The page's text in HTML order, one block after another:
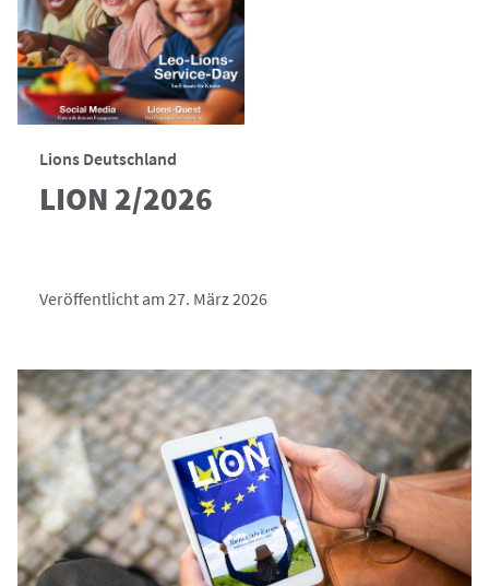
Lions Deutschland
LION 2/2026
Veröffentlicht am 27. März 2026